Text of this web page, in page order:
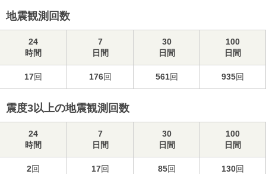
地震観測回数
24
時間
7
日間
30
日間
100
日間
17回 176回 561回 935回
震度3以上の地震観測回数
24
時間
7
日間
30
日間
100
日間
2回 17回 85回 130回